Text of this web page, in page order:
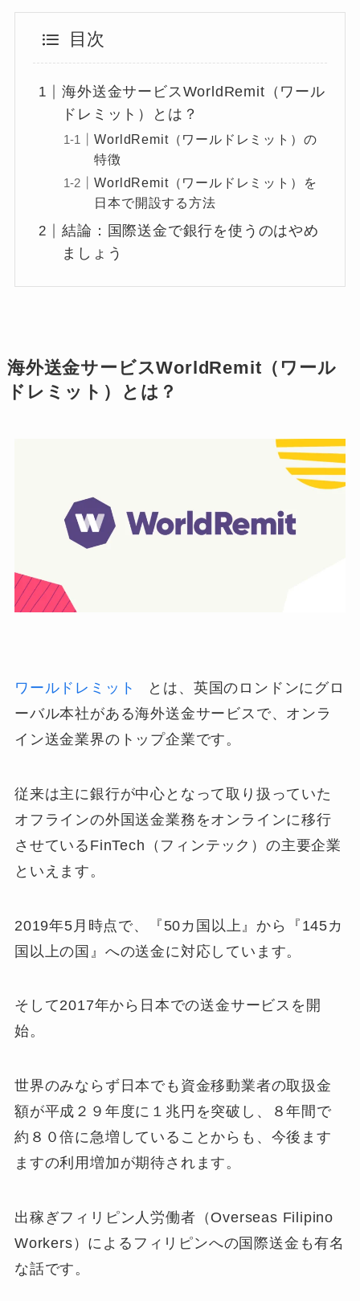
目次
海外送金サービスWorldRemit（ワール
ドレミット）とは？
WorldRemit（ワールドレミット）の
特徴
WorldRemit（ワールドレミット）を
日本で開設する方法
結論：国際送金で銀行を使うのはやめ
ましょう
海外送金サービスWorldRemit（ワール
ドレミット）とは？
ワールドレミット とは、 英国のロンドンにグロ
ーバル本社がある海外送金サービスで、オンラ
イン送金業界のトップ企業です。
従来は主に銀行が中心となって取り扱っていた
オフラインの外国送金業務をオンラインに移行
させているFinTech（フィンテック）の主要企業
といえます。
2019年5月時点で、
『50カ国以上』から『145カ
国以上の国』への送金に対応 しています。
そして2017年から日本での送金サービスを開
始。
世界のみならず日本でも資金移動業者の取扱金
額が平成２９年度に１兆円を突破し、８年間で
約８０倍に急増していることからも、今後ます
ますの利用増加が期待されます。
出稼ぎフィリピン人労働者（Overseas Filipino
Workers）によるフィリピンへの国際送金も有名
な話です。